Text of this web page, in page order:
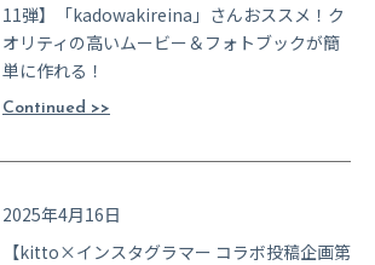
11弾】「kadowakireina」さんおススメ！ク
オリティの高いムービー＆フォトブックが簡
単に作れる！
Continued >>
2025年4月16日
【kitto×インスタグラマー コラボ投稿企画第